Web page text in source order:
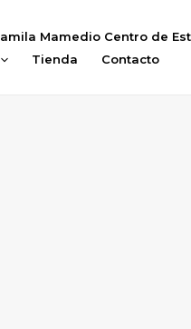
Mamedio Centro de
Tienda Contacto